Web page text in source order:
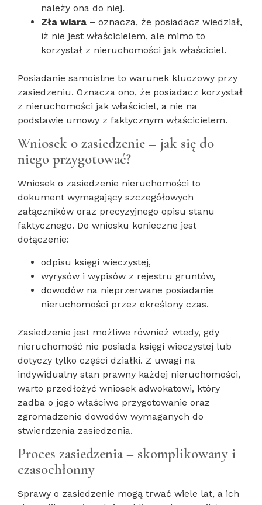
należy ona do niej.
Zła wiara – oznacza, że posiadacz wiedział,
iż nie jest właścicielem, ale mimo to
korzystał z nieruchomości jak właściciel.
Posiadanie samoistne to warunek kluczowy przy
zasiedzeniu. Oznacza ono, że posiadacz korzystał
z nieruchomości jak właściciel, a nie na
podstawie umowy z faktycznym właścicielem.
Wniosek o zasiedzenie – jak się do
niego przygotować?
Wniosek o zasiedzenie nieruchomości to
dokument wymagający szczegółowych
załączników oraz precyzyjnego opisu stanu
faktycznego. Do wniosku konieczne jest
dołączenie:
odpisu księgi wieczystej,
wyrysów i wypisów z rejestru gruntów,
dowodów na nieprzerwane posiadanie
nieruchomości przez określony czas.
Zasiedzenie jest możliwe również wtedy, gdy
nieruchomość nie posiada księgi wieczystej lub
dotyczy tylko części działki. Z uwagi na
indywidualny stan prawny każdej nieruchomości,
warto przedłożyć wniosek adwokatowi, który
zadba o jego właściwe przygotowanie oraz
zgromadzenie dowodów wymaganych do
stwierdzenia zasiedzenia.
Proces zasiedzenia – skomplikowany i
czasochłonny
Sprawy o zasiedzenie mogą trwać wiele lat, a ich